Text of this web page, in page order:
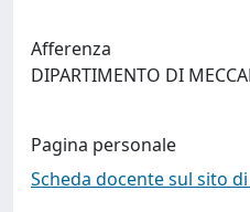
Afferenza
DIPARTIMENTO DI
Pagina personale
Scheda docente sul sito